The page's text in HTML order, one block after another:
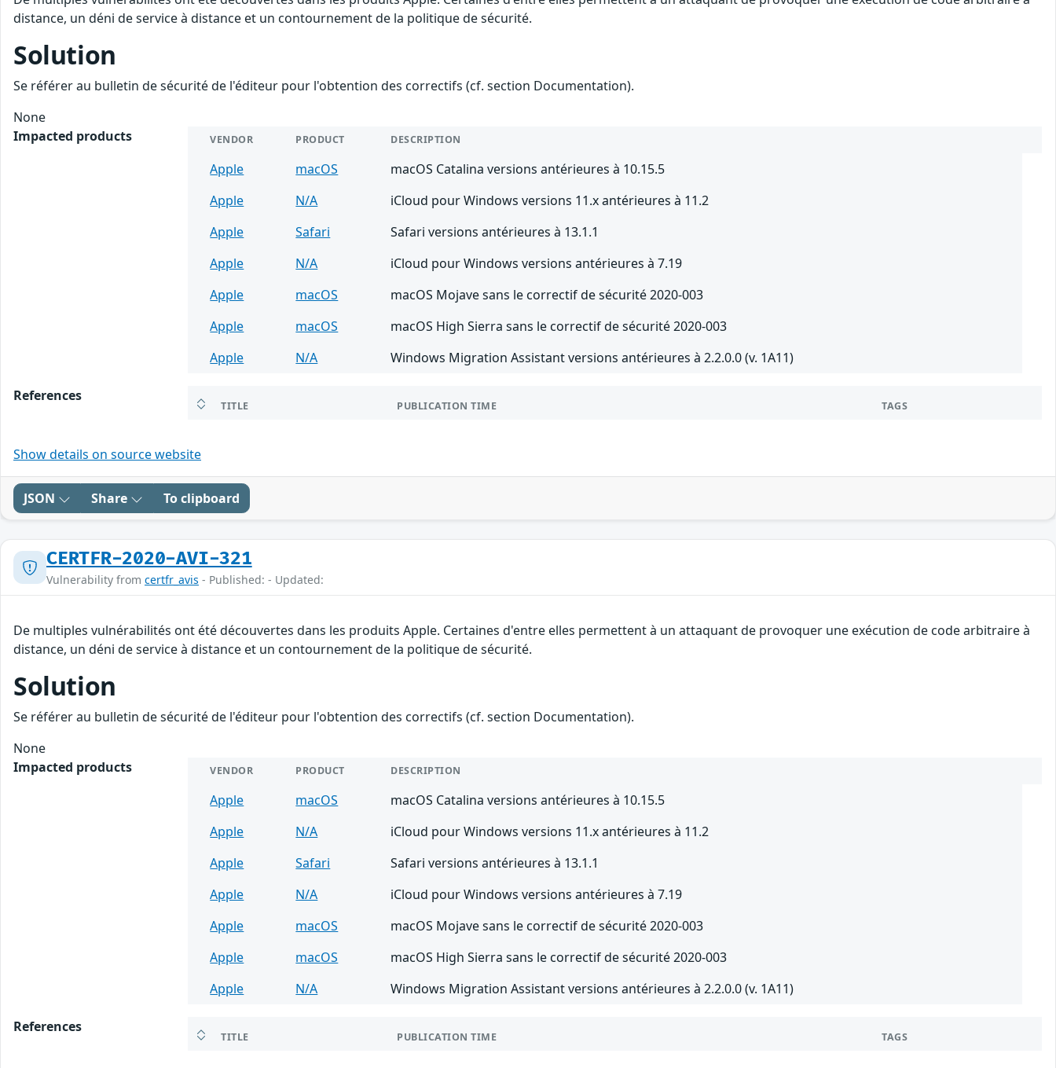
distance, un déni de service à distance et un contournement de la politique de sécurité.
Solution
Se référer au bulletin de sécurité de l'éditeur pour l'obtention des correctifs (cf. section Documentation).
None
Impacted products
VENDOR PRODUCT DESCRIPTION
Apple macOS
macOS Catalina versions antérieures à 10.15.5
Apple
N/A
iCloud pour Windows versions 11.x antérieures à 11.2
Apple
Safari
Safari versions antérieures à 13.1.1
Apple
N/A
iCloud pour Windows versions antérieures à 7.19
Apple
macOS
macOS Mojave sans le correctif de sécurité 2020-003
Apple
macOS
macOS High Sierra sans le correctif de sécurité 2020-003
Apple
N/A Windows Migration Assistant versions antérieures à 2.2.0.0 (v. 1A11)
References
TITLE PUBLICATION TIME TAGS
Show details on source website
JSON Share To clipboard
CERTFR-2020-AVI-321
Vulnerability from certfr_avis - Published: - Updated:
De multiples vulnérabilités ont été découvertes dans les produits Apple. Certaines d'entre elles permettent à un attaquant de provoquer une exécution de code arbitraire à
distance, un déni de service à distance et un contournement de la politique de sécurité.
Solution
Se référer au bulletin de sécurité de l'éditeur pour l'obtention des correctifs (cf. section Documentation).
None
Impacted products
VENDOR PRODUCT DESCRIPTION
Apple macOS
macOS Catalina versions antérieures à 10.15.5
Apple
N/A
iCloud pour Windows versions 11.x antérieures à 11.2
Apple
Safari
Safari versions antérieures à 13.1.1
Apple
N/A
iCloud pour Windows versions antérieures à 7.19
Apple
macOS
macOS Mojave sans le correctif de sécurité 2020-003
Apple
macOS
macOS High Sierra sans le correctif de sécurité 2020-003
Apple
N/A Windows Migration Assistant versions antérieures à 2.2.0.0 (v. 1A11)
References
TITLE PUBLICATION TIME TAGS